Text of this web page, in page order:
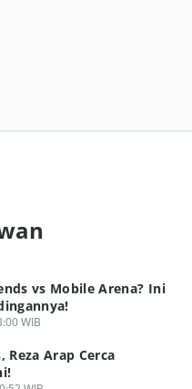
vs Mobile Arena? Ini
WIB
Reza Arap Cerca